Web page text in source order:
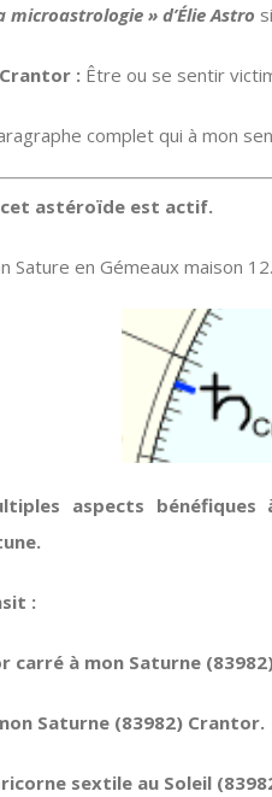
microastrologie » d’Élie Astro
: Être ou se sentir
complet qui à mon
cet astéroïde est actif.
Sature en Gémeaux maison 12.
aspects
:
carré à mon Saturne
Saturne (83982) Crantor.
sextile au Soleil